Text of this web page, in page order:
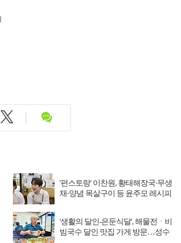
'편스토랑' 이찬원, 황태해장국·무생
채·양념 목살구이 등 윤주모 레시피
'생활의 달인-은둔식달', 해물전ㆍ비
빔국수 달인 맛집 가게 방문…성수